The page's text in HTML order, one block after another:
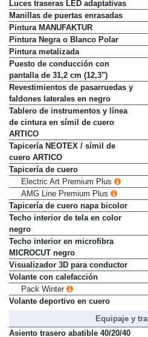
Luces traseras LED adaptativas
Manillas de puertas enrasadas
Pintura MANUFAKTUR
Pintura Negra o Blanco Polar
Pintura metalizada
Puesto de conducción con
pantalla de 31,2 cm (12,3")
Revestimientos de pasarruedas y
faldones laterales en negro
Tablero de instrumentos y línea
de cintura en símil de cuero
ARTICO
Tapicería NEOTEX / símil de
cuero ARTICO
Tapicería de cuero
Electric Art Premium Plus
AMG Line Premium Plus
Tapicería de cuero napa bicolor
Techo interior de tela en color
negro
Techo interior en microfibra
MICROCUT negro
Visualizador 3D para conductor
Volante con calefacción
Pack Winter
Equipaje y